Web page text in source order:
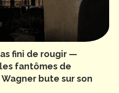
fini de rougir —
fantômes de
bute sur son